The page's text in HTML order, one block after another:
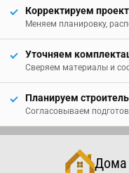
Корректируем
Меняем планировку,
Уточняем
Сверяем материалы и
Планируем
Согласовываем
Дома